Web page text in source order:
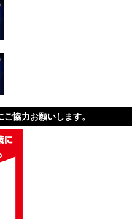
協力お願いします。